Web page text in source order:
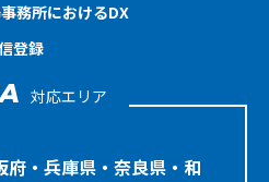
務所におけるDX
登録
対応エリア
・兵庫県・奈良県・和